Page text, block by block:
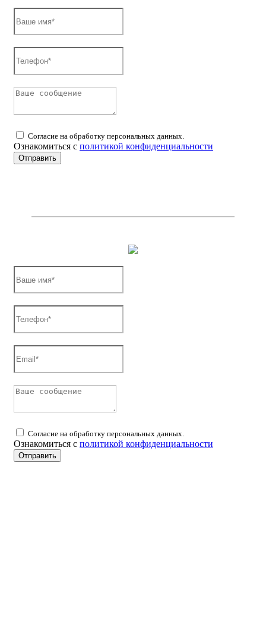
Согласие на обработку персональных данных.
Ознакомиться с политикой конфиденциальности
Согласие на обработку персональных данных.
Ознакомиться с политикой конфиденциальности